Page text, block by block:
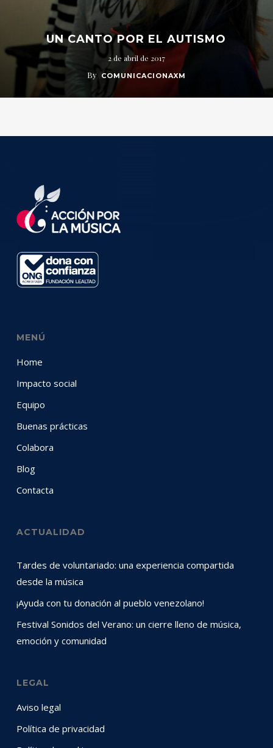
UN CANTO POR EL AUTISMO
2 de abril de 2017
By COMUNICACIONAXM
MENÚ
Home
Impacto social
Equipo
Buenas prácticas
Colabora
Blog
Contacta
ACTUALIDAD
Tardes de voluntariado: una experiencia compartida
desde la música
¡Ayuda con tu donación al pueblo venezolano!
Festival Sonidos del Verano: un cierre lleno de música,
emoción y comunidad
LEGAL
Aviso legal
Política de privacidad